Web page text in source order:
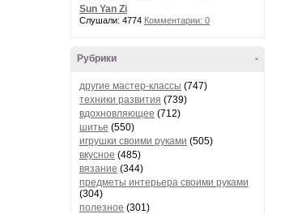
Sun Yan Zi
Слушали: 4774 Комментарии: 0
-
Рубрики
другие мастер-классы (747)
техники развития (739)
вдохновляющее (712)
шитье (550)
игрушки своими руками (505)
вкусное (485)
вязание (344)
предметы интерьера своими руками
(304)
полезное (301)